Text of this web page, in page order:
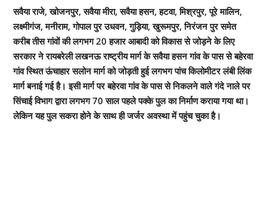
सवैया राजे, खोजनपुर, सवैया मीरा, सवैया हसन, हटवा, मिश्रपुर, पूरे मालिन,
लक्ष्मीगंज, मनीराम, गोपाल पुर उधवन, गुड़िया, खुरूमपुर, निरंजन पुर समेत
करीब तीस गांवों की लगभग 20 हजार आबादी को विकास से जोड़ने के लिए
सरकार ने रायबरेली लखनऊ राष्ट्रीय मार्ग के सवैया हसन गांव के पास से बहेरवा
गांव स्थित ऊंचाहार सलोन मार्ग को जोड़ती हुई लगभग पांच किलोमीटर लंबी लिंक
मार्ग बनाई गई है। इसी मार्ग पर बहेरवा गांव के पास से निकलने वाले गंदे नाले पर
सिंचाई विभाग द्वारा लगभग 70 साल पहले पक्के पुल का निर्माण कराया गया था।
लेकिन यह पुल सकरा होने के साथ ही जर्जर अवस्था में पहुंच चुका है।